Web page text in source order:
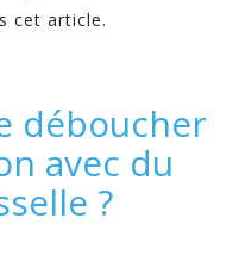
cet article.
déboucher
avec du
?